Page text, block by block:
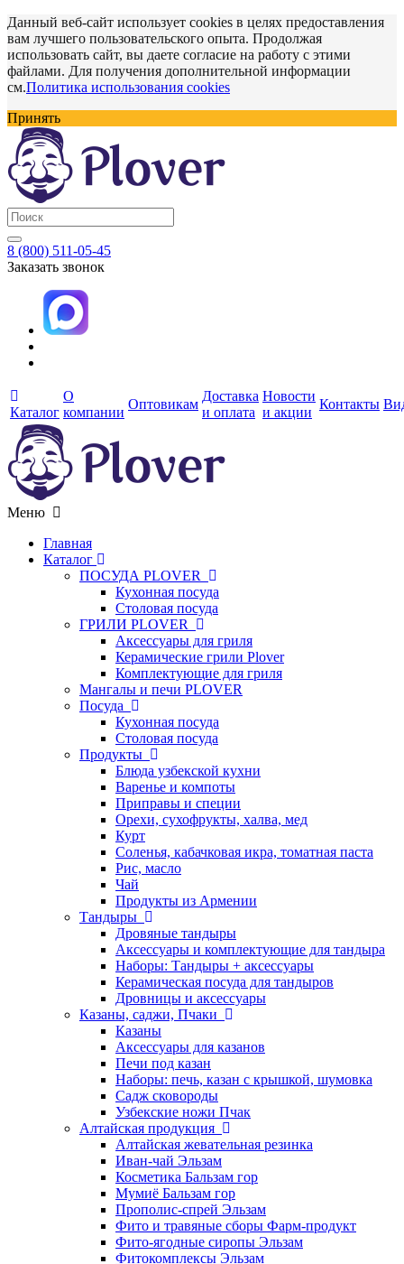
Данный веб-сайт использует cookies в целях предоставления
вам лучшего пользовательского опыта. Продолжая
использовать сайт, вы даете согласие на работу с этими
файлами. Для получения дополнительной информации
см.Политика использования cookies
Принять
8 (800) 511-05-45
Заказать звонок
Каталог
О
компании
Оптовикам
Доставка
и оплата
Новости
и акции
Контакты
Меню
Главная
Каталог
ПОСУДА PLOVER
Кухонная посуда
Столовая посуда
ГРИЛИ PLOVER
Аксессуары для гриля
Керамические грили Plover
Комплектующие для гриля
Мангалы и печи PLOVER
Посуда
Кухонная посуда
Столовая посуда
Продукты
Блюда узбекской кухни
Варенье и компоты
Приправы и специи
Орехи, сухофрукты, халва, мед
Курт
Соленья, кабачковая икра, томатная паста
Рис, масло
Чай
Продукты из Армении
Тандыры
Дровяные тандыры
Аксессуары и комплектующие для тандыра
Наборы: Тандыры + аксессуары
Керамическая посуда для тандыров
Дровницы и аксессуары
Казаны, саджи, Пчаки
Казаны
Аксессуары для казанов
Печи под казан
Наборы: печь, казан с крышкой, шумовка
Садж сковороды
Узбекские ножи Пчак
Алтайская продукция
Алтайская жевательная резинка
Иван-чай Эльзам
Косметика Бальзам гор
Мумиё Бальзам гор
Прополис-спрей Эльзам
Фито и травяные сборы Фарм-продукт
Фито-ягодные сиропы Эльзам
Фитокомплексы Эльзам